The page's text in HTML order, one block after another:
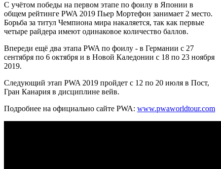
С учётом победы на первом этапе по фоилу в Японии в
общем рейтинге PWA 2019 Пьер Мортефон занимает 2 место.
Борьба за титул Чемпиона мира накаляется, так как первые
четыре райдера имеют одинаковое количество баллов.
Впереди ещё два этапа PWA по фоилу - в Германии с 27
сентября по 6 октября и в Новой Каледонии с 18 по 23 ноября
2019.
Следующий этап PWA 2019 пройдет с 12 по 20 июля в Пост,
Гран Канария в дисциплине вейв.
Подробнее на официально сайте PWA: www.pwaworldtour.com